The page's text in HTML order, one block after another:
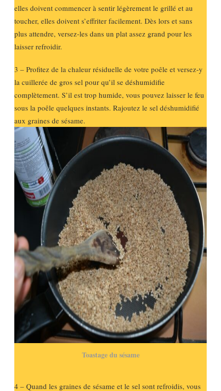
elles doivent commencer à sentir légèrement le grillé et au
toucher, elles doivent s’effriter facilement. Dès lors et sans
plus attendre, versez-les dans un plat assez grand pour les
laisser refroidir.
3 – Profitez de la chaleur résiduelle de votre poêle et versez-y
la cuillerée de gros sel pour qu’il se déshumidifie
complètement. S’il est trop humide, vous pouvez laisser le feu
sous la poêle quelques instants. Rajoutez le sel déshumidifié
aux graines de sésame.
Toastage du sésame
4 – Quand les graines de sésame et le sel sont refroidis, vous